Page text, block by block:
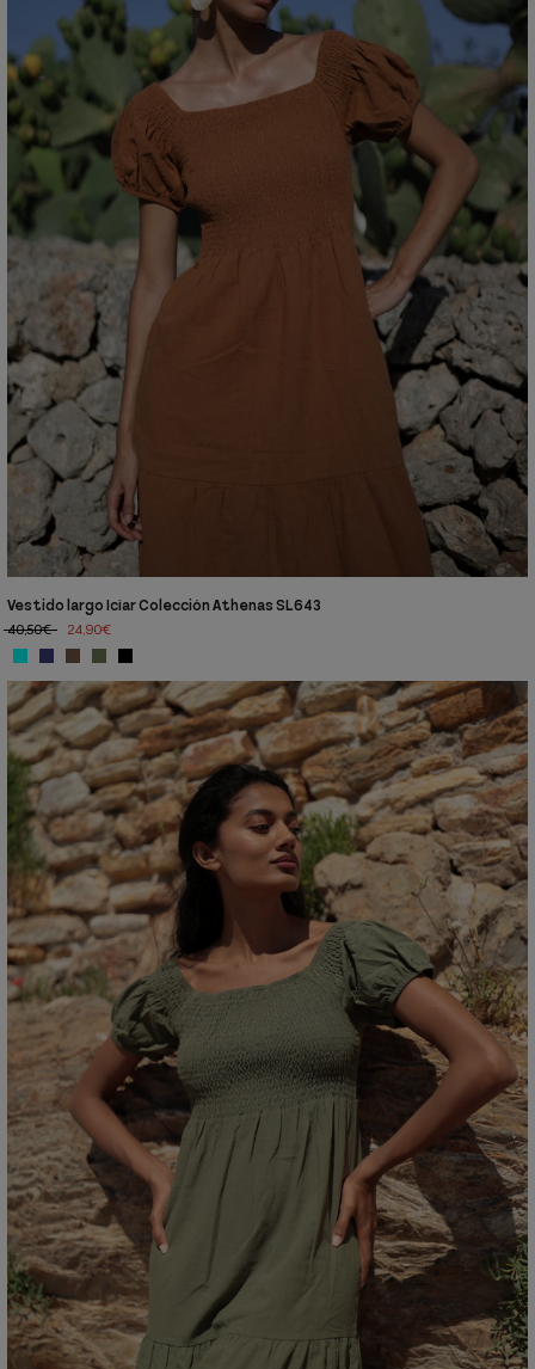
Vestido largo Icíar Colección Athenas SL643
40,50€
24,90€